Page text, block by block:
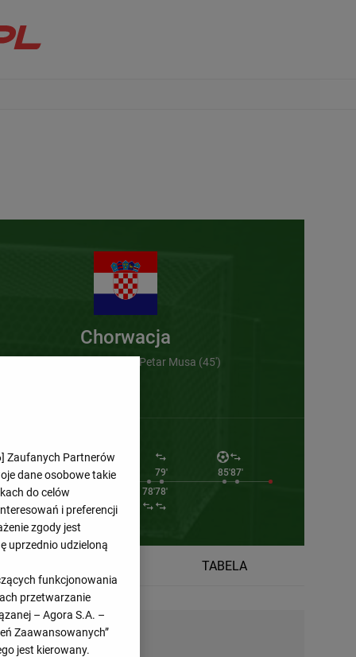
Chorwacja
Martin Baturina (36') , Petar Musa (45')
72'72'72' 79' 85'87'
66'66' 78'78'
TABELA
] Zaufanych Partnerów
dane osobowe takie
do celów
i preferencji
zgody jest
uprzednio udzieloną
funkcjonowania
przetwarzanie
– Agora S.A. –
Zaawansowanych”
jest kierowany.